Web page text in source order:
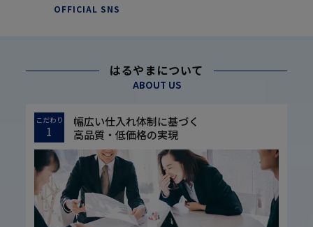
OFFICIAL SNS
はるやまについて
ABOUT US
こだわり
1
幅広い仕入れ体制に基づく
高品質・低価格の実現